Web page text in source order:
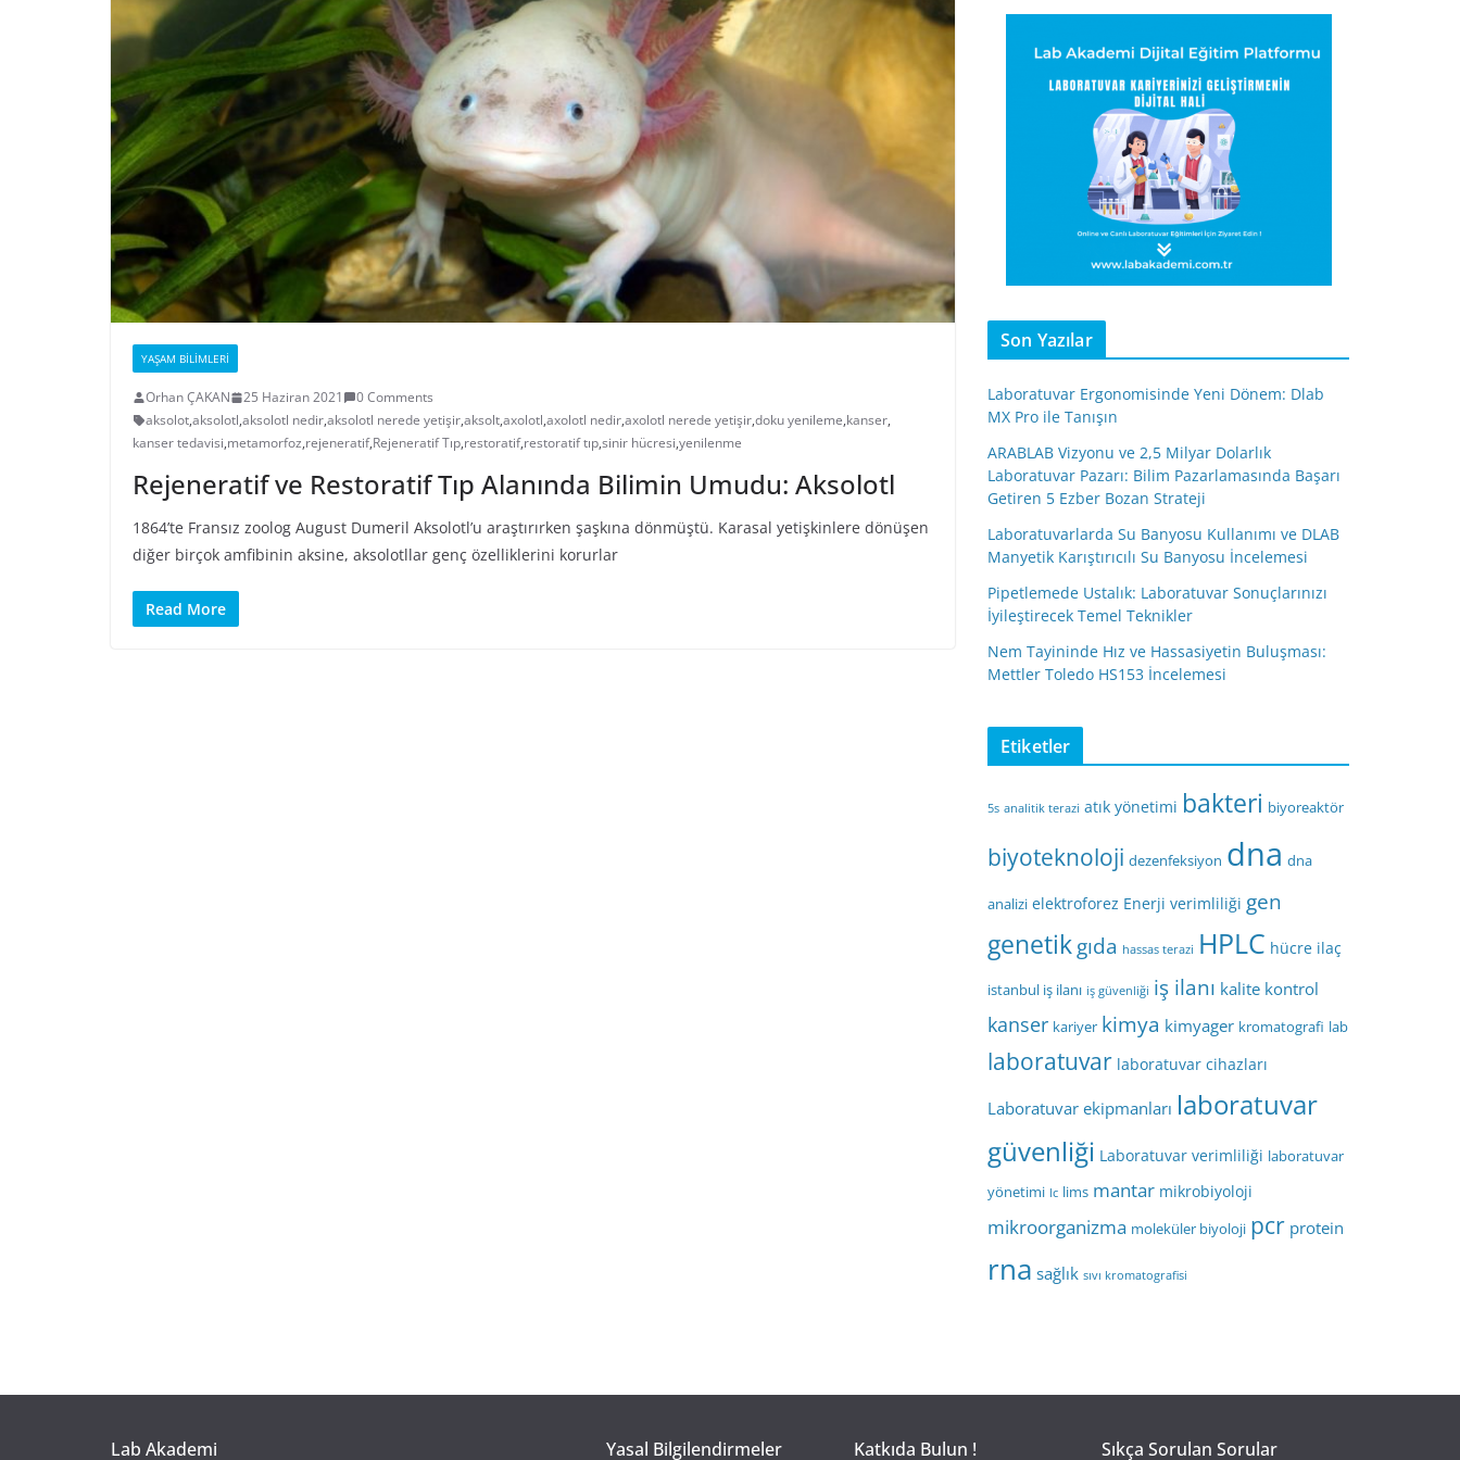
YAŞAM BILIMLERI
Orhan ÇAKAN 25 Haziran 2021
0 Comments
aksolot,aksolotl,aksolotl nedir,aksolotl nerede yetişir,aksolt,axolotl,axolotl nedir,axolotl nerede yetişir,doku yenileme,kanser,
kanser tedavisi,metamorfoz,rejeneratif,Rejeneratif Tıp,restoratif,restoratif tıp,sinir hücresi,yenilenme
Rejeneratif ve Restoratif Tıp Alanında Bilimin Umudu: Aksolotl
1864’te Fransız zoolog August Dumeril Aksolotl’u araştırırken şaşkına dönmüştü. Karasal yetişkinlere dönüşen
diğer birçok amfibinin aksine, aksolotllar genç özelliklerini korurlar
Read More
Son Yazılar
Laboratuvar Ergonomisinde Yeni Dönem: Dlab
MX Pro ile Tanışın
ARABLAB Vizyonu ve 2,5 Milyar Dolarlık
Laboratuvar Pazarı: Bilim Pazarlamasında Başarı
Getiren 5 Ezber Bozan Strateji
Laboratuvarlarda Su Banyosu Kullanımı ve DLAB
Manyetik Karıştırıcılı Su Banyosu İncelemesi
Pipetlemede Ustalık: Laboratuvar Sonuçlarınızı
İyileştirecek Temel Teknikler
Nem Tayininde Hız ve Hassasiyetin Buluşması:
Mettler Toledo HS153 İncelemesi
Etiketler
5s analitik terazi atık yönetimi bakteri biyoreaktör
biyoteknoloji dezenfeksiyon dna dna
analizi elektroforez Enerji verimliliği gen
genetikgıda hassas terazi HPLC hücre ilaç
istanbul iş ilanı iş güvenliği iş ilanı kalite kontrol
kanser kariyer kimya kimyager kromatografi lab
laboratuvar laboratuvar cihazları
Laboratuvar ekipmanları laboratuvar
güvenliği Laboratuvar verimliliği laboratuvar
yönetimi lc lims mantar mikrobiyoloji
mikroorganizma moleküler biyoloji pcr protein
rna sağlık sıvı kromatografisi
Lab Akademi Yasal Bilgilendirmeler Katkıda Bulun ! Sıkça Sorulan Sorular